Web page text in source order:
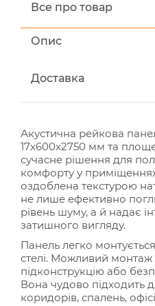
Все про товар
Опис
Доставка
Акустична рейкова
17х600х2750 мм та
сучасне рішення для
комфорту у
оздоблена текстурою
не лише ефективно
рівень шуму, а й надає
затишного вигляду.
Панель легко монтується
стелі. Можливий монтаж
підконструкцію або
Вона чудово підходить
коридорів, спалень,